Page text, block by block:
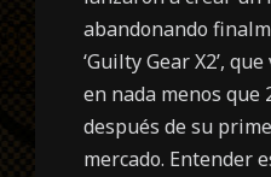
abandonando
‘Guilty Gear X2’,
en nada menos que
después de su
mercado. Entender